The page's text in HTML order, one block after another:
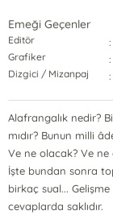
Emeği Geçenler
Editör :
Grafiker
:
Dizgici / Mizanpaj
:
Alafrangalık nedir?
mıdır? Bunun milli
Ve ne olacak? Ve ne
İşte bundan sonra
birkaç sual...
cevaplarda saklıdır.